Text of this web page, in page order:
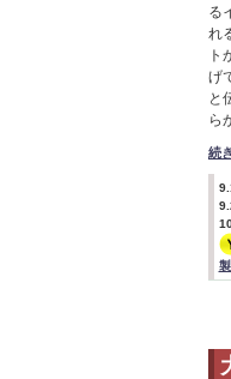
る
れ
ト
げ
と
ら
続